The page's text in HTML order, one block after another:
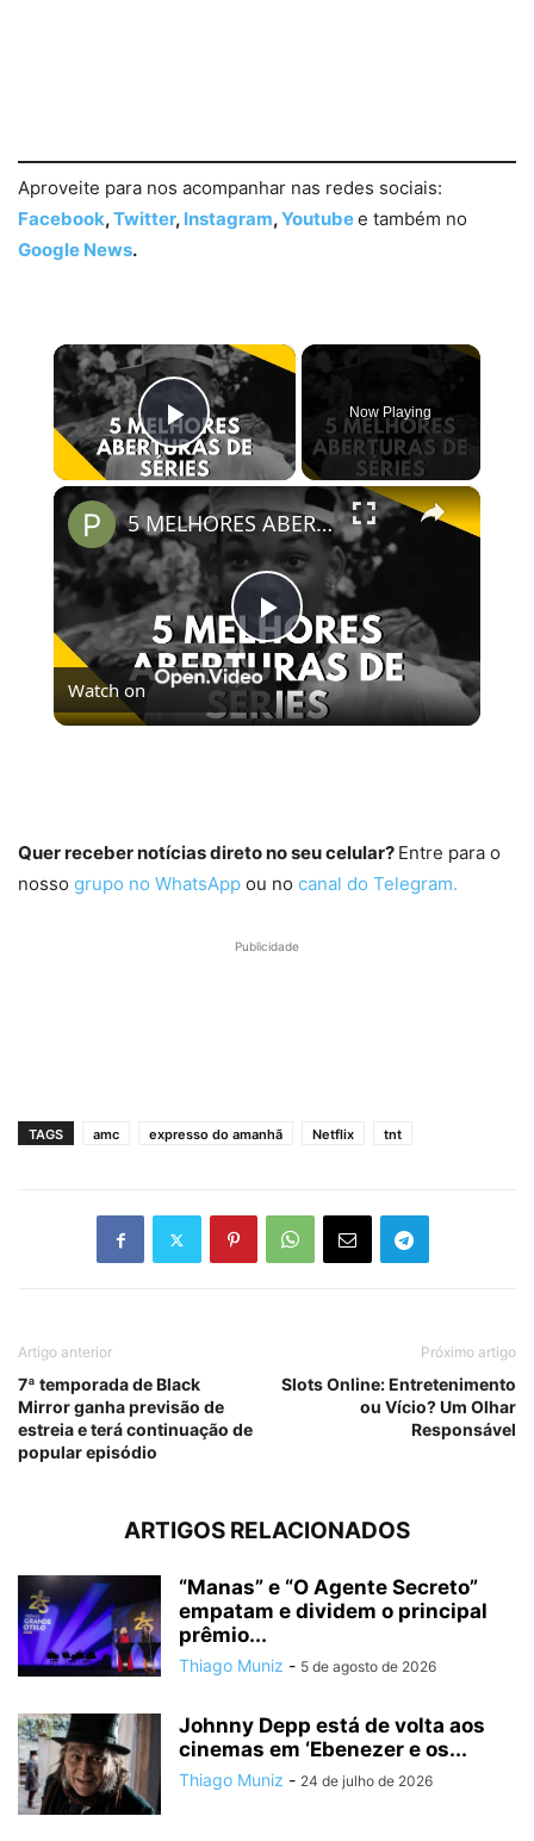
Aproveite para nos acompanhar nas redes sociais:
Facebook,Twitter, Instagram,Youtubee também no
Google News.
×
Play Video
Now Playing
×
Play
Video
5 MELHORES ABERTURAS DE SÉRIES | Pipocas Tv #13
Watch on
Quer receber notícias direto no seu celular? Entre para o
nosso grupo no WhatsApp ou no canal do Telegram.
Publicidade
TAGS amc expresso do amanhã Netflix tnt
Artigo anterior
7ª temporada de Black
Mirror ganha previsão de
estreia e terá continuação de
popular episódio
Próximo artigo
Slots Online: Entretenimento
ou Vício? Um Olhar
Responsável
ARTIGOS RELACIONADOS
“Manas” e “O Agente Secreto”
empatam e dividem o principal
prêmio...
Thiago Muniz - 5 de agosto de 2026
Johnny Depp está de volta aos
cinemas em ‘Ebenezer e os...
Thiago Muniz - 24 de julho de 2026